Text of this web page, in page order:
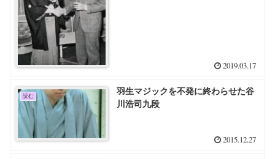
2019.03.17
読む
羽生マジックを不発に終わらせた谷
川浩司九段
2015.12.27